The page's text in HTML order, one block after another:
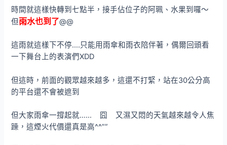
時間就這樣快轉到七點半，接手佔位子的阿珮、水果到囉～
但雨水也到了@@
這雨就這樣下不停….只能用雨傘和雨衣陪伴著，偶爾回頭看
一下舞台上的表演們XDD
但這時，前面的觀眾越來越多，這還不打緊，站在30公分高
的平台還不會被遮到
但大家雨傘一撐起就…… 囧 又濕又悶的天氣越來越令人焦
躁，這煙火代價還真是高^^””